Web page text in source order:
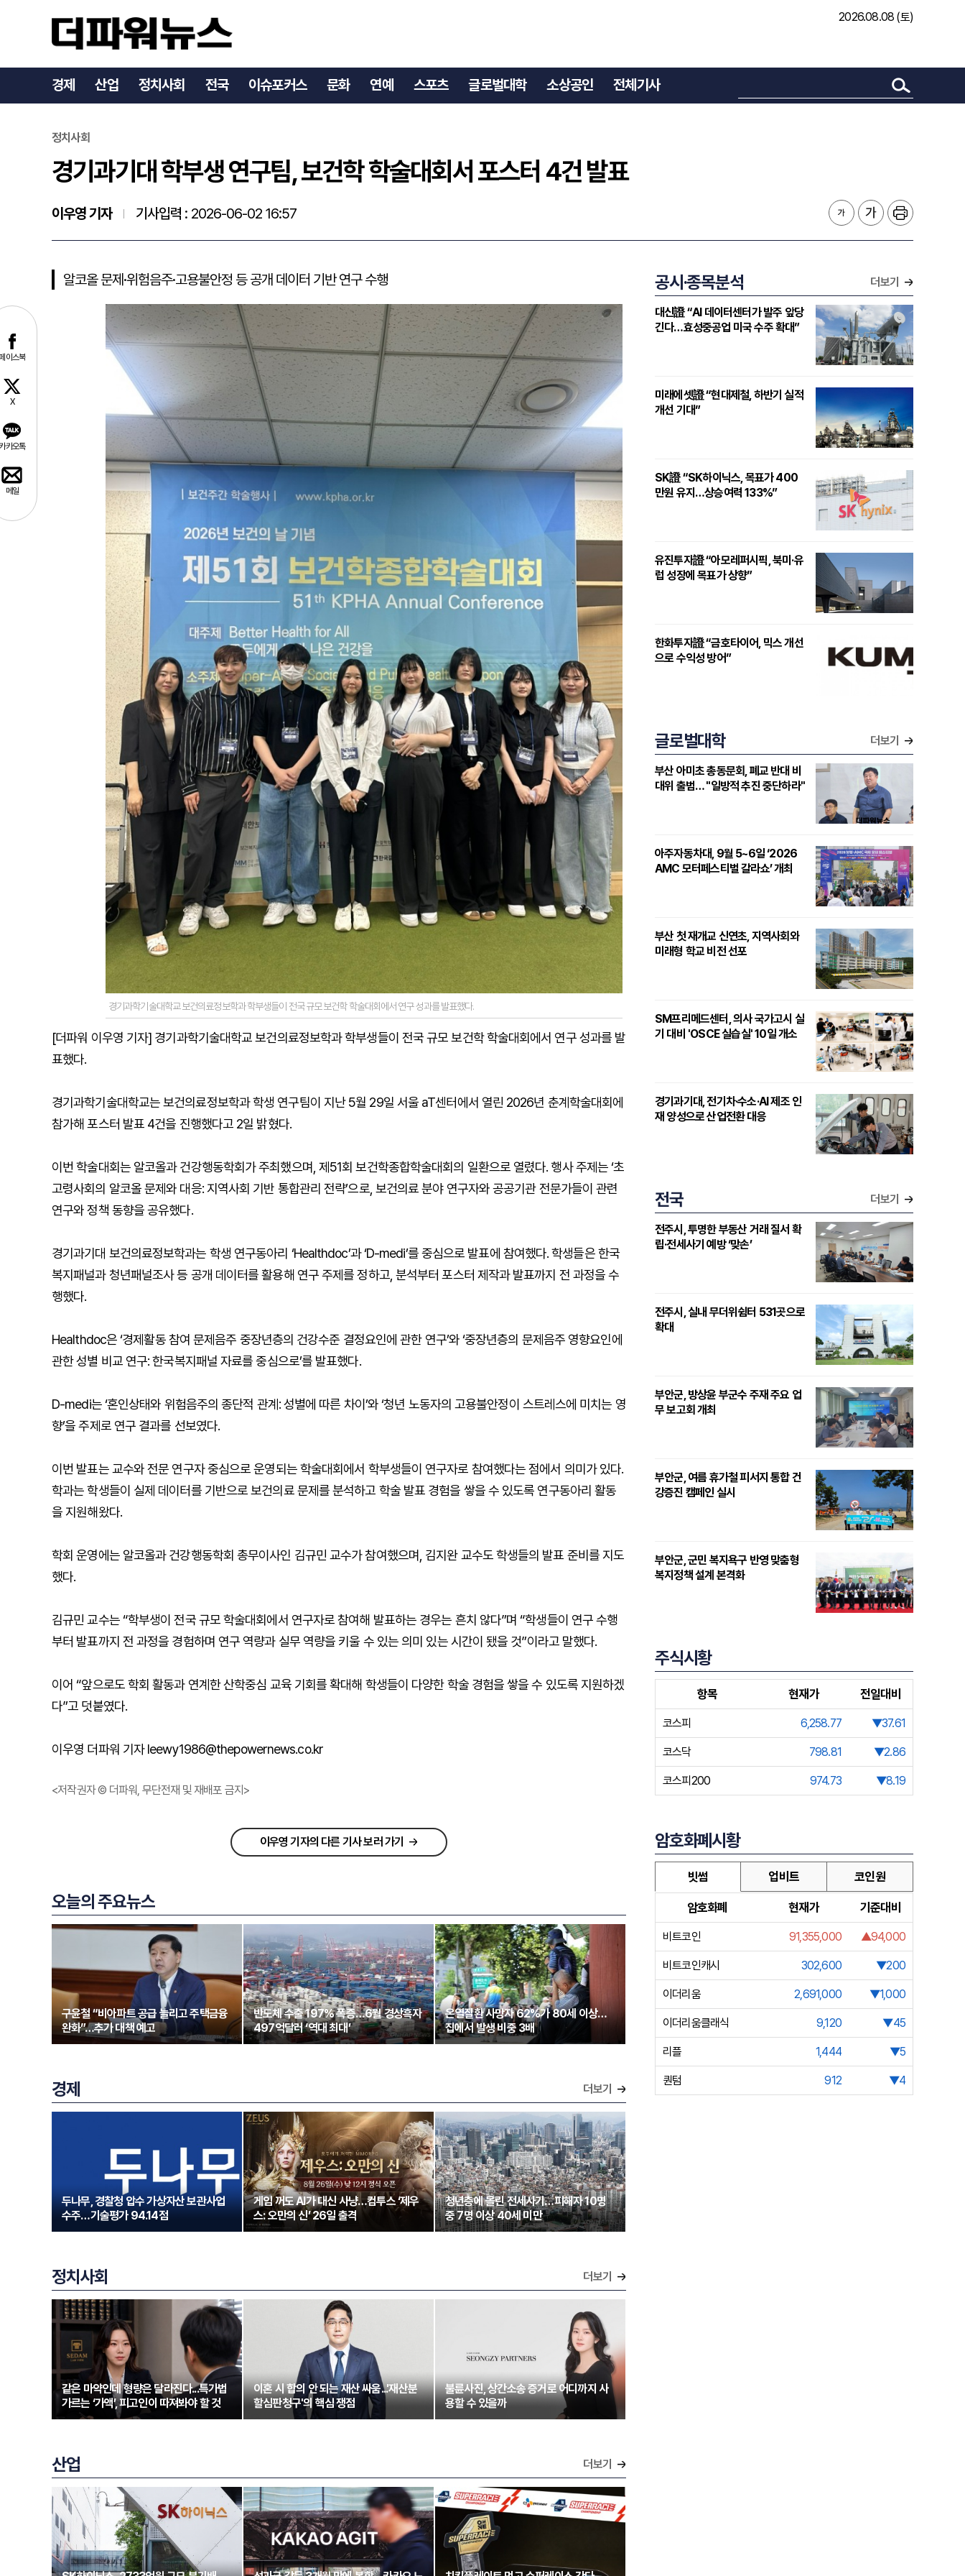
2026.08.08 (토)
경제 산업 정치사회 전국 이슈포커스 문화 연예 스포츠 글로벌대학 소상공인 전체기사
경기과기대 학부생 연구팀, 보건학 학술대회서 포스터 4건 발표
이스북
X
카오톡
메일
정치사회
경기과기대 학부생 연구팀, 보건학 학술대회서 포스터 4건 발표
이우영 기자 기사입력 : 2026-06-02 16:57
알코올 문제·위험음주·고용불안정 등 공개 데이터 기반 연구 수행
경기과학기술대학교 보건의료정보학과 학부생들이 전국 규모 보건학 학술대회에서 연구 성과를 발표했다.
[더파워 이우영 기자] 경기과학기술대학교 보건의료정보학과 학부생들이 전국 규모 보건학 학술대회에서 연구 성과를 발
표했다.
경기과학기술대학교는 보건의료정보학과 학생 연구팀이 지난 5월 29일 서울 aT센터에서 열린 2026년 춘계학술대회에
참가해 포스터 발표 4건을 진행했다고 2일 밝혔다.
이번 학술대회는 알코올과 건강행동학회가 주최했으며, 제51회 보건학종합학술대회의 일환으로 열렸다. 행사 주제는 ‘초
고령사회의 알코올 문제와 대응: 지역사회 기반 통합관리 전략’으로, 보건의료 분야 연구자와 공공기관 전문가들이 관련
연구와 정책 동향을 공유했다.
경기과기대 보건의료정보학과는 학생 연구동아리 ‘Healthdoc’과 ‘D-medi’를 중심으로 발표에 참여했다. 학생들은 한국
복지패널과 청년패널조사 등 공개 데이터를 활용해 연구 주제를 정하고, 분석부터 포스터 제작과 발표까지 전 과정을 수
행했다.
Healthdoc은 ‘경제활동 참여 문제음주 중장년층의 건강수준 결정요인에 관한 연구’와 ‘중장년층의 문제음주 영향요인에
관한 성별 비교 연구: 한국복지패널 자료를 중심으로’를 발표했다.
D-medi는 ‘혼인상태와 위험음주의 종단적 관계: 성별에 따른 차이’와 ‘청년 노동자의 고용불안정이 스트레스에 미치는 영
향’을 주제로 연구 결과를 선보였다.
이번 발표는 교수와 전문 연구자 중심으로 운영되는 학술대회에서 학부생들이 연구자로 참여했다는 점에서 의미가 있다.
학과는 학생들이 실제 데이터를 기반으로 보건의료 문제를 분석하고 학술 발표 경험을 쌓을 수 있도록 연구동아리 활동
을 지원해왔다.
학회 운영에는 알코올과 건강행동학회 총무이사인 김규민 교수가 참여했으며, 김지완 교수도 학생들의 발표 준비를 지도
했다.
김규민 교수는 “학부생이 전국 규모 학술대회에서 연구자로 참여해 발표하는 경우는 흔치 않다”며 “학생들이 연구 수행
부터 발표까지 전 과정을 경험하며 연구 역량과 실무 역량을 키울 수 있는 의미 있는 시간이 됐을 것”이라고 말했다.
이어 “앞으로도 학회 활동과 연계한 산학중심 교육 기회를 확대해 학생들이 다양한 학술 경험을 쌓을 수 있도록 지원하겠
다”고 덧붙였다.
이우영 더파워 기자 leewy1986@thepowernews.co.kr
<저작권자 © 더파워, 무단전재 및 재배포 금지>
이우영 기자의 다른 기사 보러 가기
오늘의 주요뉴스
구윤철 “비아파트 공급 늘리고 주택금융
완화”…추가 대책 예고
반도체 수출 197% 폭증…6월 경상흑자
497억달러 ‘역대 최대’
온열질환 사망자 62%가 80세 이상…
집에서 발생 비중 3배
경제 더보기
두나무, 경찰청 압수 가상자산 보관사업
수주…기술평가 94.14점
게임 꺼도 AI가 대신 사냥…컴투스 ‘제우
스: 오만의 신’ 26일 출격
청년층에 몰린 전세사기…피해자 10명
중 7명 이상 40세 미만
정치사회 더보기
같은 마약인데 형량은 달라진다...특가법
가르는 ‘가액’, 피고인이 따져봐야 할 것
이혼 시 합의 안 되는 재산 싸움...'재산분
할심판청구'의 핵심 쟁점
불륜사진, 상간소송 증거로 어디까지 사
용할 수 있을까
산업 더보기
공시·종목분석 더보기
대신證 “AI 데이터센터가 발주 앞당
긴다…효성중공업 미국 수주 확대”
미래에셋證 “현대제철, 하반기 실적
개선 기대”
SK證 “SK하이닉스, 목표가 400
만원 유지…상승여력 133%”
유진투자證 “아모레퍼시픽, 북미·유
럽 성장에 목표가 상향”
한화투자證 “금호타이어, 믹스 개선
으로 수익성 방어”
글로벌대학 더보기
부산 아미초 총동문회, 폐교 반대 비
대위 출범… "일방적 추진 중단하라"
아주자동차대, 9월 5~6일 ‘2026
AMC 모터페스티벌 갈라쇼’ 개최
부산 첫 재개교 신연초, 지역사회와
미래형 학교 비전 선포
SM프리메드센터, 의사 국가고시 실
기 대비 'OSCE 실습실' 10일 개소
경기과기대, 전기차·수소·AI 제조 인
재 양성으로 산업전환 대응
전국 더보기
전주시, 투명한 부동산 거래 질서 확
립·전세사기 예방 ‘맞손’
전주시, 실내 무더위쉼터 531곳으로
확대
부안군, 방상윤 부군수 주재 주요 업
무 보고회 개최
부안군, 여름 휴가철 피서지 통합 건
강증진 캠페인 실시
부안군, 군민 복지욕구 반영 맞춤형
복지정책 설계 본격화
주식시황
항목 현재가 전일대비
코스피 6,258.77 ▼37.61
코스닥 798.81 ▼2.86
코스피200 974.73 ▼8.19
암호화폐시황
빗썸 업비트 코인원
암호화폐 현재가 기준대비
비트코인 91,355,000 ▲94,000
비트코인캐시 302,600 ▼200
이더리움 2,691,000 ▼1,000
이더리움클래식 9,120 ▼45
리플 1,444 ▼5
퀀텀 912 ▼4